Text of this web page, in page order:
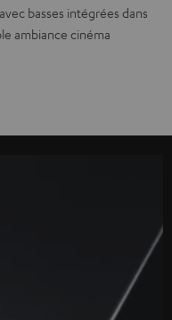
basses intégrées dans
ambiance cinéma